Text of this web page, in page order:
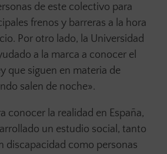
de este colectivo para
frenos y barreras a la hora
Por otro lado, la Universidad
a la marca a conocer el
que siguen en materia de
salen de noche».
conocer la realidad en España,
un estudio social, tanto
discapacidad como personas